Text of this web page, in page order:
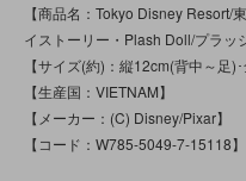
【商品名：Tokyo Disney Resort/
イストーリー・Plash Doll/プラッ
【サイズ(約)：縦12cm(背中～足)
【生産国：VIETNAM】
【メーカー：(C) Disney/Pixar】
【コード：W785-5049-7-15118】